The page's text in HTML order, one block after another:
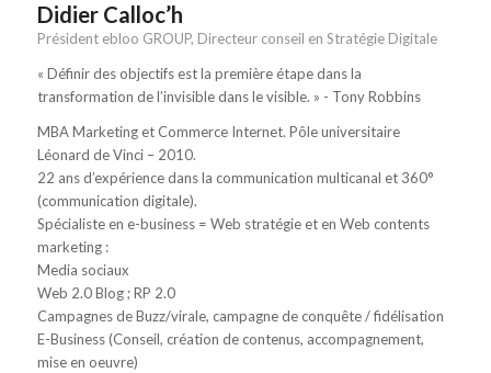
Didier Calloc’h
Président ebloo GROUP, Directeur conseil en Stratégie Digitale
« Définir des objectifs est la première étape dans la
transformation de l’invisible dans le visible. » - Tony Robbins
MBA Marketing et Commerce Internet. Pôle universitaire
Léonard de Vinci – 2010.
22 ans d’expérience dans la communication multicanal et 360°
(communication digitale).
Spécialiste en e-business = Web stratégie et en Web contents
marketing :
Media sociaux
Web 2.0 Blog ; RP 2.0
Campagnes de Buzz/virale, campagne de conquête / fidélisation
E-Business (Conseil, création de contenus, accompagnement,
mise en oeuvre)